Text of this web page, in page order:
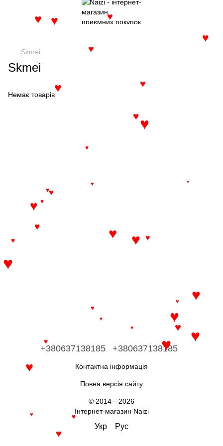
Skmei
Skmei
Немає товарів
+380637138185 +380637138185
Контактна інформація
Повна версія сайту
© 2014—2026
Інтернет-магазин Naizi
Укр Рус
♥
♥
♥
♥
♥ ♥
♥
♥
♥
♥
♥
♥
♥
♥
♥
♥
♥
♥
♥
♥
♥
♥
♥
♥
♥
♥
♥
♥
♥
♥
♥
♥
♥
♥
♥